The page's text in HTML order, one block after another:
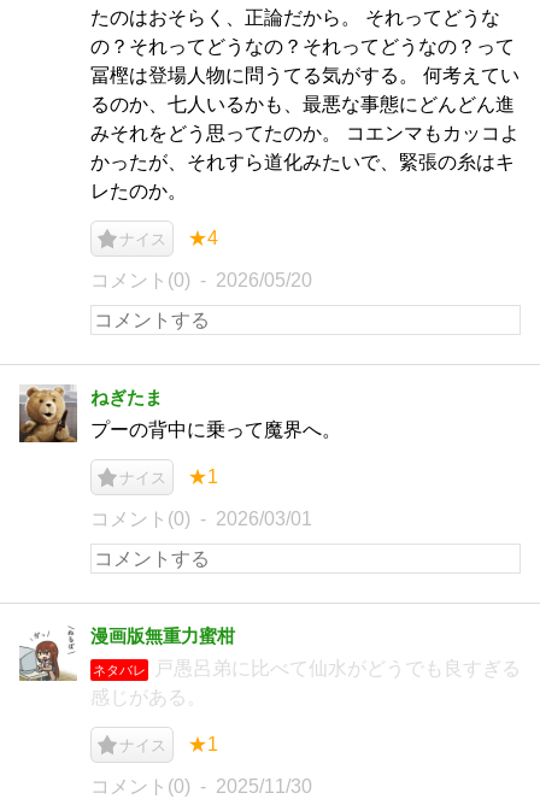
たのはおそらく、正論だから。 それってどうな
の？それってどうなの？それってどうなの？って
冨樫は登場人物に問うてる気がする。 何考えてい
るのか、七人いるかも、最悪な事態にどんどん進
みそれをどう思ってたのか。 コエンマもカッコよ
かったが、それすら道化みたいで、緊張の糸はキ
レたのか。
ナイス ★4
コメント(0) 2026/05/20
ねぎたま
プーの背中に乗って魔界へ。
ナイス ★1
コメント(0) 2026/03/01
漫画版無重力蜜柑
ネタバレ
戸愚呂弟に比べて仙水がどうでも良すぎる
感じがある。
ナイス ★1
コメント(0) 2025/11/30